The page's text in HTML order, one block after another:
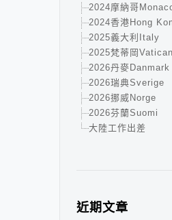
2024摩納哥
2024香港Hong
2025義大利Italy
2025梵蒂岡Vatican
2026丹麥Danmark
2026瑞典Sverige
2026挪威Norge
2026芬蘭Suomi
大陸工作出差
近期文章